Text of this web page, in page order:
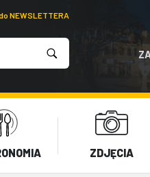
NEWSLETTERA
ZDJĘCIA